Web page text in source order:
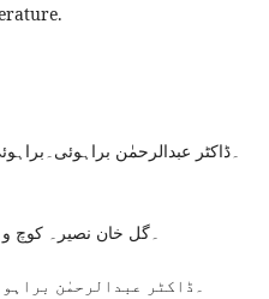
(2)۔گل خان نصیر۔ کوچ و